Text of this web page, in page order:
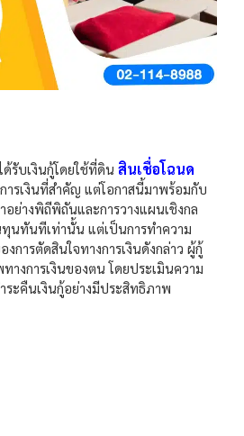
รับเงินกู้โดยใช้ที่ดิน สินเชื่อโฉนด
ารเงินที่สำคัญ แต่โอกาสนี้มาพร้อมกับ
ย่างพิถีพิถันและการวางแผนเชิงกล
ทุนทันทีเท่านั้น แต่เป็นการทำความ
งการตัดสินใจทางการเงินดังกล่าว ผู้กู้
างการเงินของตน โดยประเมินความ
ระคืนเงินกู้อย่างมีประสิทธิภาพ